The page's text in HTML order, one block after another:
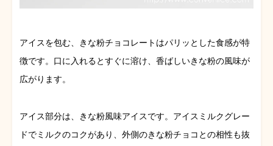
アイスを包む、きな粉チョコレートはパリッとした食感が特
徴です。口に入れるとすぐに溶け、香ばしいきな粉の風味が
広がります。
アイス部分は、きな粉風味アイスです。アイスミルクグレー
ドでミルクのコクがあり、外側のきな粉チョコとの相性も抜